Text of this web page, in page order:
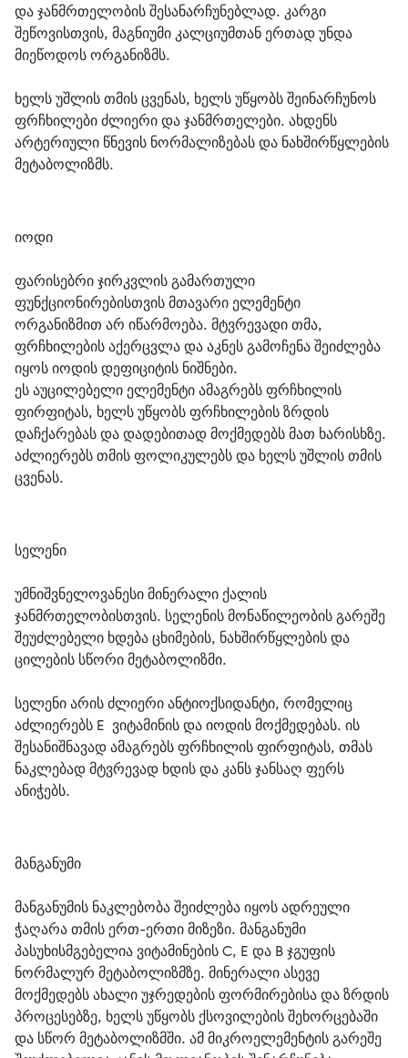
და ჯანმრთელობის შესანარჩუნებლად. კარგი
შეწოვისთვის, მაგნიუმი კალციუმთან ერთად უნდა
მიეწოდოს ორგანიზმს.
ხელს უშლის თმის ცვენას, ხელს უწყობს შეინარჩუნოს
ფრჩხილები ძლიერი და ჯანმრთელები. ახდენს
არტერიული წნევის ნორმალიზებას და ნახშირწყლების
მეტაბოლიზმს.
იოდი
ფარისებრი ჯირკვლის გამართული
ფუნქციონირებისთვის მთავარი ელემენტი
ორგანიზმით არ იწარმოება. მტვრევადი თმა,
ფრჩხილების აქერცვლა და აკნეს გამოჩენა შეიძლება
იყოს იოდის დეფიციტის ნიშნები.
ეს აუცილებელი ელემენტი ამაგრებს ფრჩხილის
ფირფიტას, ხელს უწყობს ფრჩხილების ზრდის
დაჩქარებას და დადებითად მოქმედებს მათ ხარისხზე.
აძლიერებს თმის ფოლიკულებს და ხელს უშლის თმის
ცვენას.
სელენი
უმნიშვნელოვანესი მინერალი ქალის
ჯანმრთელობისთვის. სელენის მონაწილეობის გარეშე
შეუძლებელი ხდება ცხიმების, ნახშირწყლების და
ცილების სწორი მეტაბოლიზმი.
სელენი არის ძლიერი ანტიოქსიდანტი, რომელიც
აძლიერებს E  ვიტამინის და იოდის მოქმედებას. ის
შესანიშნავად ამაგრებს ფრჩხილის ფირფიტას, თმას
ნაკლებად მტვრევად ხდის და კანს ჯანსაღ ფერს
ანიჭებს.
მანგანუმი
მანგანუმის ნაკლებობა შეიძლება იყოს ადრეული
ჭაღარა თმის ერთ-ერთი მიზეზი. მანგანუმი
პასუხისმგებელია ვიტამინების C, E და B ჯგუფის
ნორმალურ მეტაბოლიზმზე. მინერალი ასევე
მოქმედებს ახალი უჯრედების ფორმირებისა და ზრდის
პროცესებზე, ხელს უწყობს ქსოვილების შეხორცებაში
და სწორ მეტაბოლიზმში. ამ მიკროელემენტის გარეშე